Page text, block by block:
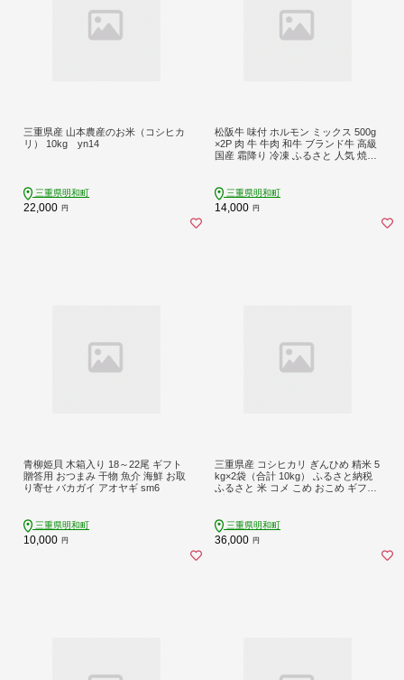
三重県産 山本農産のお米（コシヒカ
リ） 10kg yn14
三重県明和町
22,000 円
松阪牛 味付 ホルモン ミックス 500g
×2P 肉 牛 牛肉 和牛 ブランド牛 高級
国産 霜降り 冷凍 ふるさと 人気 焼
ックス もつ鍋 炒め トロトロ 希少 貴
重 味噌 味噌タレ SS105
三重県明和町
14,000 円
青柳姫貝 木箱入り 18～22尾 ギフト
贈答用 おつまみ 干物 魚介 海鮮 お取
り寄せ バカガイ アオヤギ sm6
三重県明和町
10,000 円
三重県産 コシヒカリ ぎんひめ 精米 5
kg×2袋（合計 10kg） ふるさと納税
ふるさと 米 コメ こめ おこめ ギフト
米 新米 白米 精米 ブランド米 国産 J
A
三重県明和町
36,000 円